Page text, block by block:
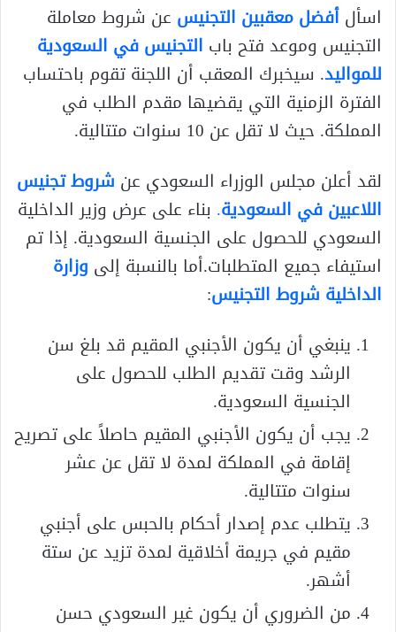
اسألأفضل معقبين التجنيس عن شروط معاملة
التجنيس وموعد فتح باب التجنيس في السعودية
للمواليد. سيخبرك المعقب أن اللجنة تقوم باحتساب
الفترة الزمنية التي يقضيها مقدم الطلب في
المملكة. حيث لا تقل عن 10 سنوات متتالية.
لقد أعلن مجلس الوزراء السعودي عن شروط تجنيس
اللاعبين في السعودية. بناء على عرض وزير الداخلية
السعودي للحصول على الجنسية السعودية. إذا تم
استيفاء جميع المتطلبات.أما بالنسبة إلى وزارة
الداخلية شروط التجنيس:
ينبغي أن يكون الأجنبي المقيم قد بلغ سن
الرشد وقت تقديم الطلب للحصول على
الجنسية السعودية.
يجب أن يكون الأجنبي المقيم حاصلاً على تصريح
إقامة في المملكة لمدة لا تقل عن عشر
سنوات متتالية.
يتطلب عدم إصدار أحكام بالحبس على أجنبي
مقيم في جريمة أخلاقية لمدة تزيد عن ستة
أشهر.
من الضروري أن يكون غير السعودي حسن